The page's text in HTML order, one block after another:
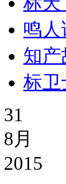
鸣人
知产
标卫
31
8月
2015